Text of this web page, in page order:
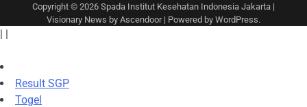
Copyright © 2026 Spada Institut Kesehatan Indonesia Jakarta |
Visionary News by Ascendoor| Powered by WordPress.
| |
Result SGP
Togel